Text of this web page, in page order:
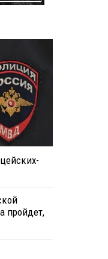
пройдет,